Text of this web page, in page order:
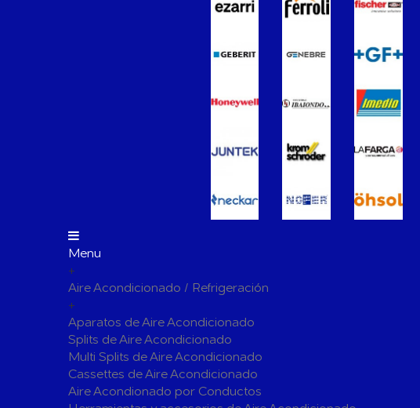
Manómetros
Tapones, purgadores
para radiador
Bombas Circuladoras / Grupos de Bombeo
Bombas Simples para
Calderas Murales a Gas
Grupos Térmicos de
Depósitos de Gasóleo
Emisores Térmicos Eléctricos
Chimenea Modular de Aluminio
Evacuación de Calderas
Distribución y Colectores
Menu
+
Aire Acondicionado / Refrigeración
+
Aparatos de Aire Acondicionado
Splits de Aire Acondicionado
Multi Splits de Aire Acondicionado
Cassettes de Aire Acondicionado
Aire Acondionado por Conductos